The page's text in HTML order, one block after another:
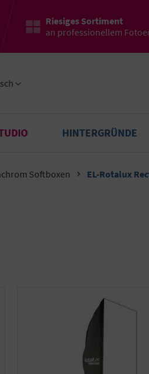
Riesiges Sortiment
an professionellem
HINTERGRÜNDE
Softboxen EL-Rotalux